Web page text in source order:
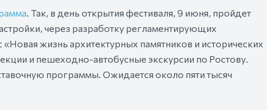
. Так, в день открытия фестиваля, 9 июня, пройдет
через разработку регламентирующих
жизнь архитектурных памятников и исторических
и пешеходно-автобусные экскурсии по Ростову.
программы. Ожидается около пяти тысяч